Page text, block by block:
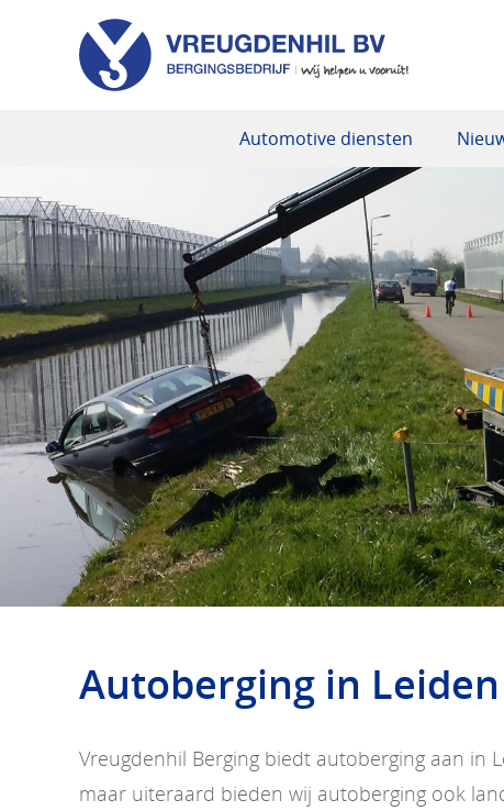
Automotive diensten
Autoberging in Leiden
Vreugdenhil Berging biedt autoberging aan in
maar uiteraard bieden wij autoberging ook